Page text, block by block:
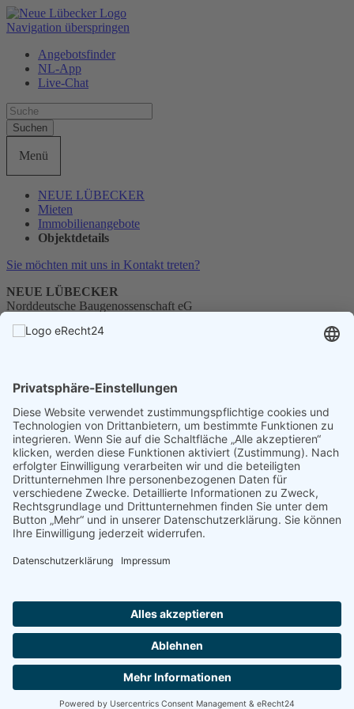
Navigation überspringen
Angebotsfinder
NL-App
Live-Chat
Suchen
Menü
NEUE LÜBECKER
Mieten
Immobilienangebote
Objektdetails
Sie möchten mit uns in Kontakt treten?
NEUE LÜBECKER
Norddeutsche Baugenossenschaft eG
Telefon0451 1405-0
Datenschutz Impressum Barrierefreiheit